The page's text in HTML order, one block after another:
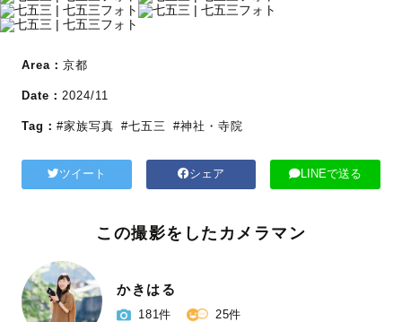
Area： 京都
Date： 2024/11
Tag： #家族写真 #七五三 #神社・寺院
ツイート シェア LINEで送る
この撮影をしたカメラマン
かきはる
181件 25件